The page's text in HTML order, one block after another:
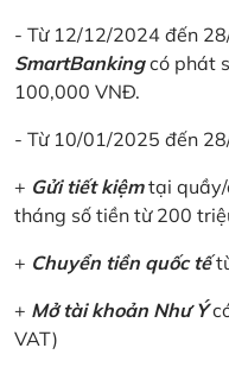
- Từ 12/12/2024 đến
SmartBankingcó phát
100,000 VNĐ.
- Từ 10/01/2025 đến
+ Gửi tiết kiệmtại quầy/
tháng số tiền từ 200
+ Chuyển tiền quốc tế
+ Mở tài khoản Như Ý
VAT)